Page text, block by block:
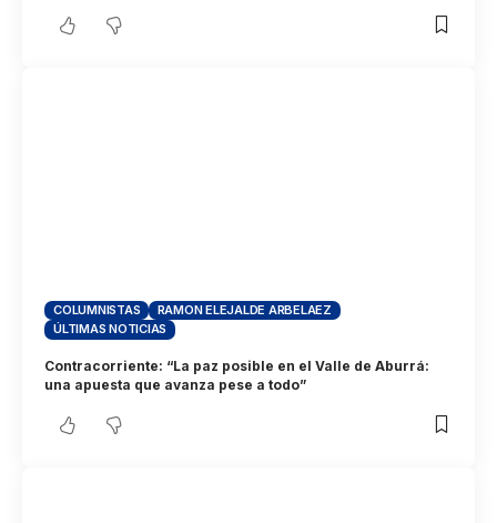
COLUMNISTAS
RAMON ELEJALDE ARBELAEZ
ÚLTIMAS NOTICIAS
Contracorriente: “La paz posible en el Valle de Aburrá:
una apuesta que avanza pese a todo”